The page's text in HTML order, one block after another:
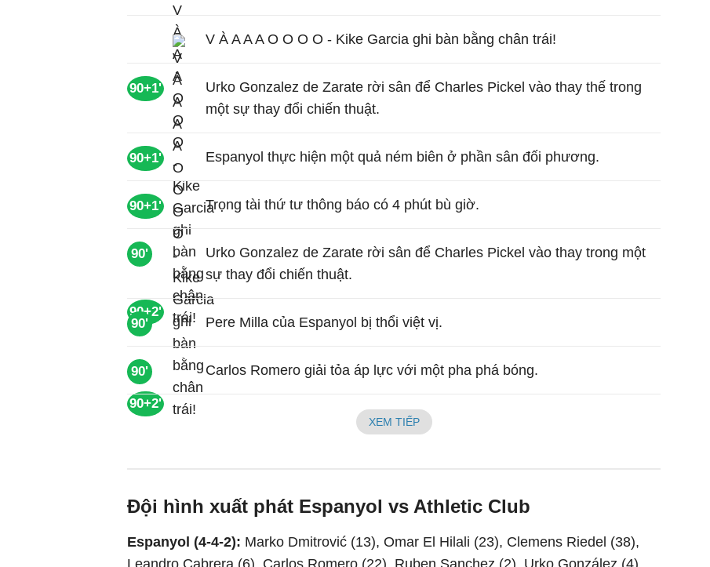
90+2'
90+2'
V À A A A O O O O - Kike Garcia ghi bàn bằng chân trái!
90+1'
Urko Gonzalez de Zarate rời sân để Charles Pickel vào thay thế trong
một sự thay đổi chiến thuật.
90+1' Espanyol thực hiện một quả ném biên ở phần sân đối phương.
90+1' Trọng tài thứ tư thông báo có 4 phút bù giờ.
90'
Urko Gonzalez de Zarate rời sân để Charles Pickel vào thay trong một
sự thay đổi chiến thuật.
90' Pere Milla của Espanyol bị thổi việt vị.
90' Carlos Romero giải tỏa áp lực với một pha phá bóng.
XEM TIẾP
Đội hình xuất phát Espanyol vs Athletic Club
Espanyol (4-4-2): Marko Dmitrović (13), Omar El Hilali (23), Clemens Riedel (38),
Leandro Cabrera (6), Carlos Romero (22), Ruben Sanchez (2), Urko González (4),